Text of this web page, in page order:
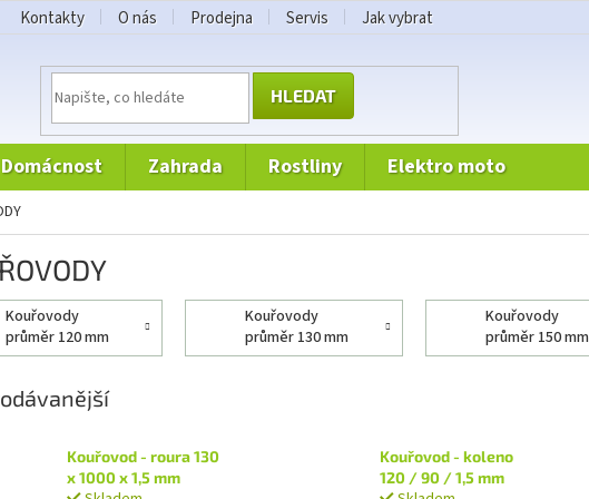
Kontakty O nás Prodejna Servis Jak vybrat
HLEDAT
domácnost zahrada rostliny elektro moto
kouřovody
průměr 120 mm
kouřovody
průměr 130 mm
kouřovody
průměr 150 mm
Kouřovod - roura 130
x 1000 x 1,5 mm
Kouřovod - koleno
120 / 90 / 1,5 mm